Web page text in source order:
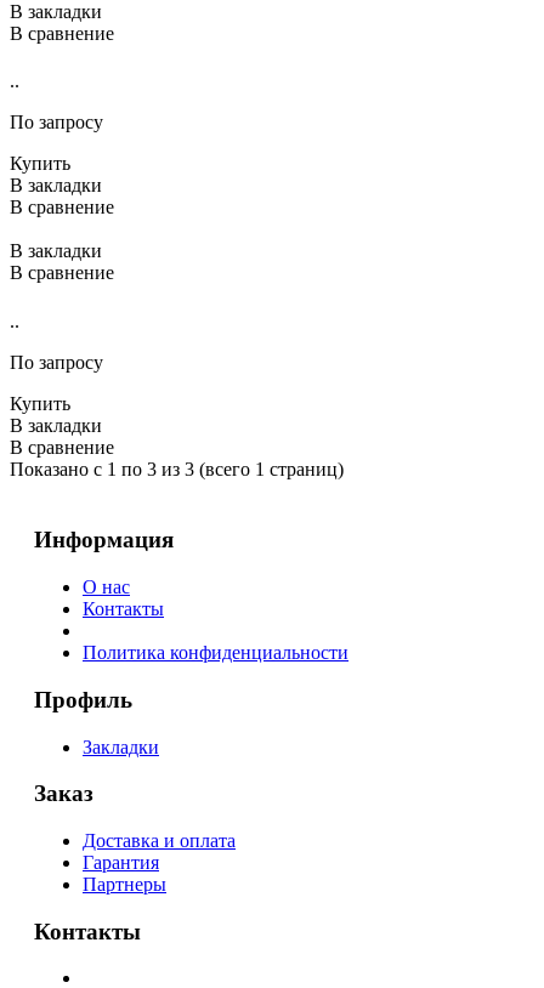
В закладки
В сравнение
..
По запросу
Купить
В закладки
В сравнение
В закладки
В сравнение
..
По запросу
Купить
В закладки
В сравнение
Показано с 1 по 3 из 3 (всего 1 страниц)
Информация
О нас
Контакты
Политика конфиденциальности
Профиль
Закладки
Заказ
Доставка и оплата
Гарантия
Партнеры
Контакты